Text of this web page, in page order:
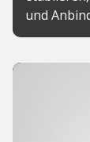
und